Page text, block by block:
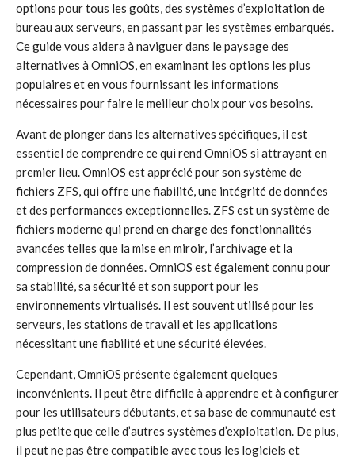
options pour tous les goûts, des systèmes d’exploitation de
bureau aux serveurs, en passant par les systèmes embarqués.
Ce guide vous aidera à naviguer dans le paysage des
alternatives à OmniOS, en examinant les options les plus
populaires et en vous fournissant les informations
nécessaires pour faire le meilleur choix pour vos besoins.
Avant de plonger dans les alternatives spécifiques, il est
essentiel de comprendre ce qui rend OmniOS si attrayant en
premier lieu. OmniOS est apprécié pour son système de
fichiers ZFS, qui offre une fiabilité, une intégrité de données
et des performances exceptionnelles. ZFS est un système de
fichiers moderne qui prend en charge des fonctionnalités
avancées telles que la mise en miroir, l’archivage et la
compression de données. OmniOS est également connu pour
sa stabilité, sa sécurité et son support pour les
environnements virtualisés. Il est souvent utilisé pour les
serveurs, les stations de travail et les applications
nécessitant une fiabilité et une sécurité élevées.
Cependant, OmniOS présente également quelques
inconvénients. Il peut être difficile à apprendre et à configurer
pour les utilisateurs débutants, et sa base de communauté est
plus petite que celle d’autres systèmes d’exploitation. De plus,
il peut ne pas être compatible avec tous les logiciels et